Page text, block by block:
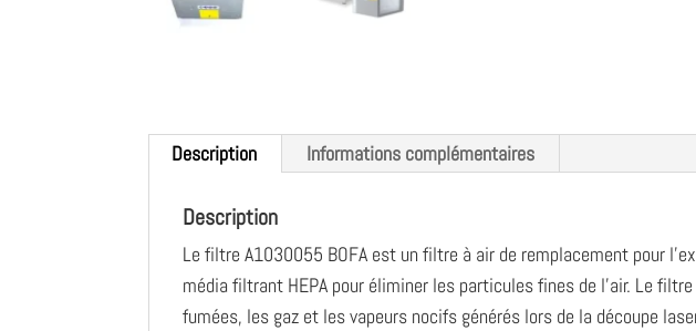
Description Informations complémentaires
Description
Le filtre A1030055 BOFA est un filtre à air de remplacement pour
média filtrant HEPA pour éliminer les particules fines de l’air. Le
fumées, les gaz et les vapeurs nocifs générés lors de la découpe